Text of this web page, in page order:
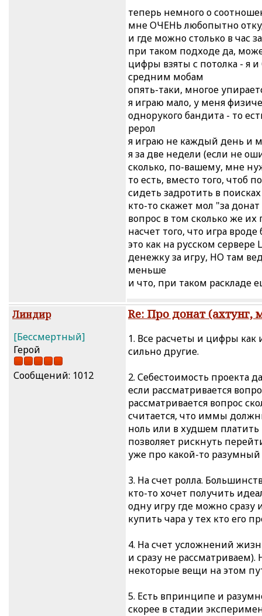
теперь немного о
мне ОЧЕНЬ любопытно
и где можно столько в час
при таком подходе да,
цифры взяты с потолка - я
средним мобам
опять-таки, многое
я играю мало, у меня
однорукого бандита - то
рерол
я играю не каждый день и
я за две недели (если не
сколько, по-вашему, мне
то есть, вместо того, чтоб
сидеть задротить в
кто-то скажет мол "за
вопрос в том сколько же их
насчет того, что игра вроде
это как на русском
денежку за игру, НО там
меньше
и что, при таком раскладе
Линдир
[Бессмертный]
Герой
Сообщений: 1012
Re: Про донат (ахтунг,
1. Все расчеты и цифры как
сильно другие.
2. Себестоимость проекта
если рассматривается
рассматривается вопрос
считается, что иммы
ноль или в худшем
позволяет рискнуть
уже про какой-то
3. На счет ролла.
кто-то хочет получить
одну игру где можно сразу
купить чара у тех кто его
4. На счет усложнений
и сразу не
некоторые вещи на этом
5. Есть впринципе и
скорее в стадии